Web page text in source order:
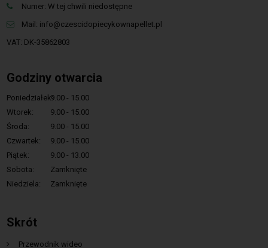
Numer: W tej chwili niedostępne
Mail: info@czescidopiecykownapellet.pl
VAT: DK-35862803
Godziny otwarcia
Poniedziałek:9.00 - 15.00
Wtorek:
9.00 - 15.00
Środa:
9.00 - 15.00
Czwartek:
9.00 - 15.00
Piątek:
9.00 - 13.00
Sobota:
Zamknięte
Niedziela:
Zamknięte
Skrót
Przewodnik wideo